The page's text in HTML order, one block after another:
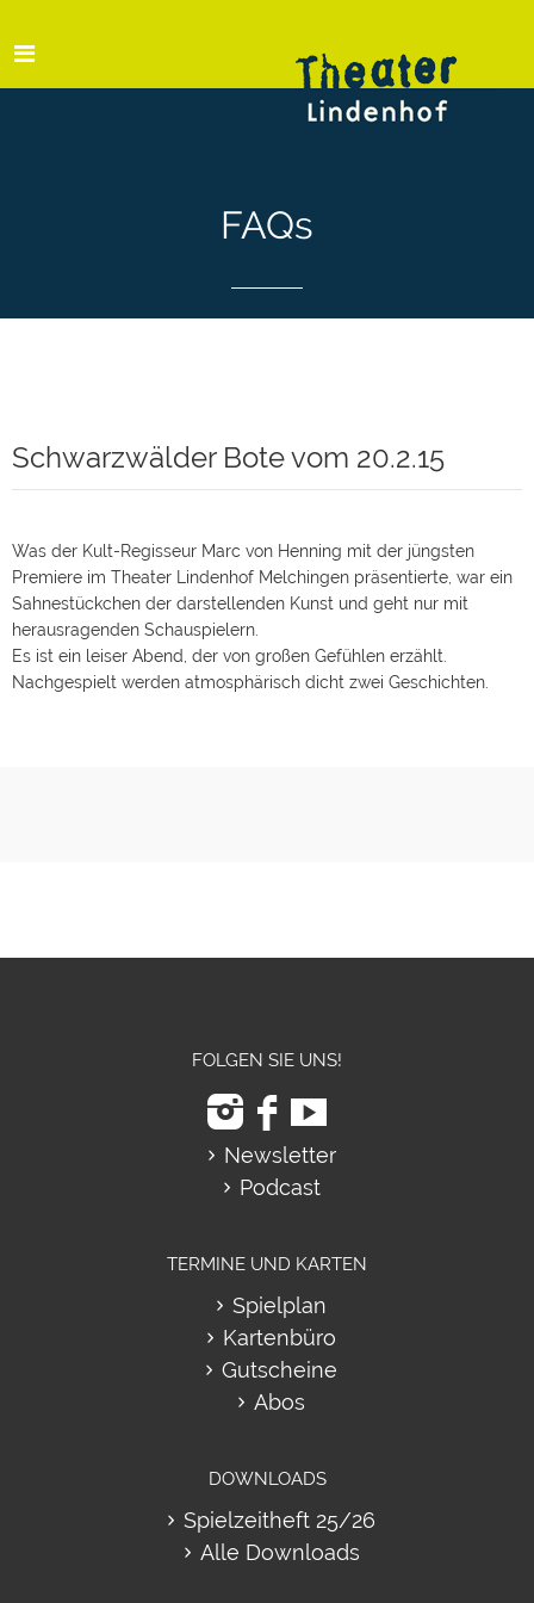
FAQs
Schwarzwälder Bote vom 20.2.15
Was der Kult-Regisseur Marc von Henning mit der jüngsten
Premiere im Theater Lindenhof Melchingen präsentierte, war ein
Sahnestückchen der darstellenden Kunst und geht nur mit
herausragenden Schauspielern.
Es ist ein leiser Abend, der von großen Gefühlen erzählt.
Nachgespielt werden atmosphärisch dicht zwei Geschichten.
FOLGEN SIE UNS!
Newsletter
Podcast
TERMINE UND KARTEN
Spielplan
Kartenbüro
Gutscheine
Abos
DOWNLOADS
Spielzeitheft 25/26
Alle Downloads